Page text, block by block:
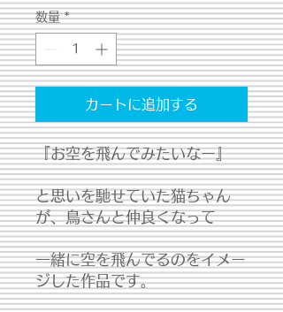
数量 *
カートに追加する
『お空を飛んでみたいなー』
と思いを馳せていた猫ちゃん
が、鳥さんと仲良くなって
一緒に空を飛んでるのをイメー
ジした作品です。